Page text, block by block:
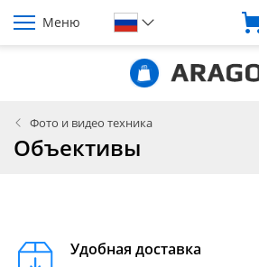
Меню
Фото и видео техника
Объективы
Удобная доставка